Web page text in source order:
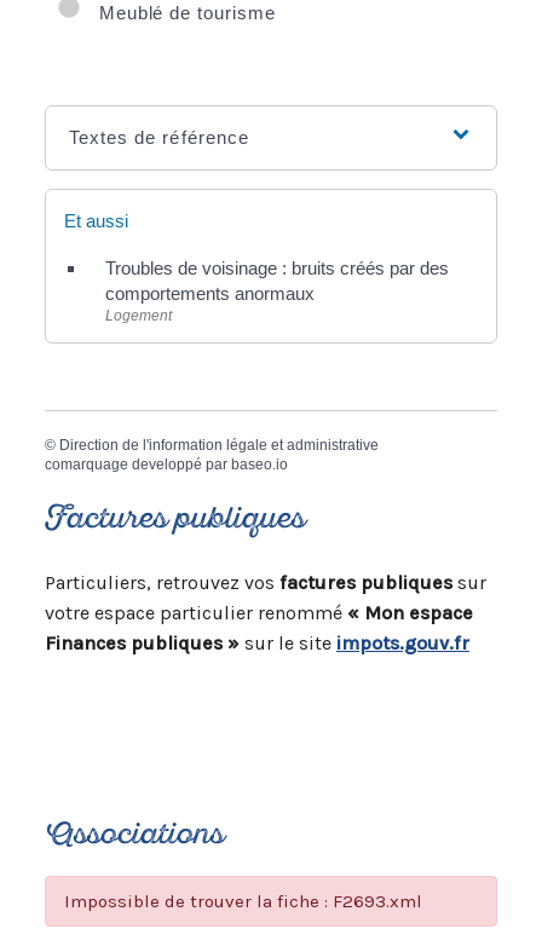
Meublé de tourisme
Textes de référence
Et aussi
Troubles de voisinage : bruits créés par des
comportements anormaux
Logement
© Direction de l'information légale et administrative
comarquage developpé par baseo.io
Factures publiques
Particuliers, retrouvez vos factures publiquessur
votre espace particulier renommé « Mon espace
Finances publiques »sur le site impots.gouv.fr
Associations
Impossible de trouver la fiche : F2693.xml